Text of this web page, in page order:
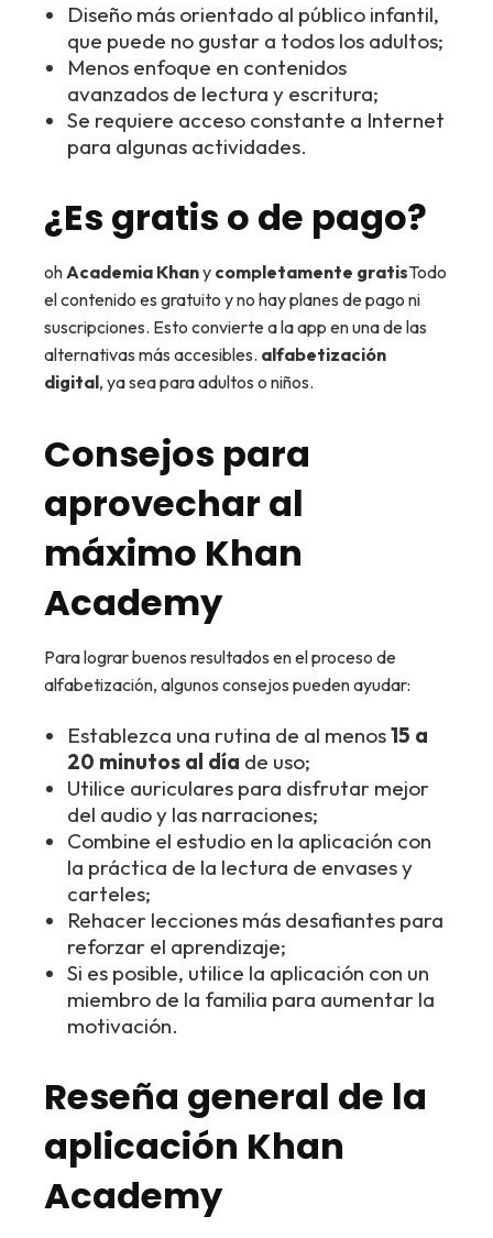
Diseño más orientado al público infantil,
que puede no gustar a todos los adultos;
Menos enfoque en contenidos
avanzados de lectura y escritura;
Se requiere acceso constante a Internet
para algunas actividades.
¿Es gratis o de pago?
ohAcademia Khany completamente gratisTodo
el contenido es gratuito y no hay planes de pago ni
suscripciones. Esto convierte a la app en una de las
alternativas más accesibles. alfabetización
digital, ya sea para adultos o niños.
Consejos para
aprovechar al
máximo Khan
Academy
Para lograr buenos resultados en el proceso de
alfabetización, algunos consejos pueden ayudar:
Establezca una rutina de al menos15 a
20 minutos al día de uso;
Utilice auriculares para disfrutar mejor
del audio y las narraciones;
Combine el estudio en la aplicación con
la práctica de la lectura de envases y
carteles;
Rehacer lecciones más desafiantes para
reforzar el aprendizaje;
Si es posible, utilice la aplicación con un
miembro de la familia para aumentar la
motivación.
Reseña general de la
aplicación Khan
Academy